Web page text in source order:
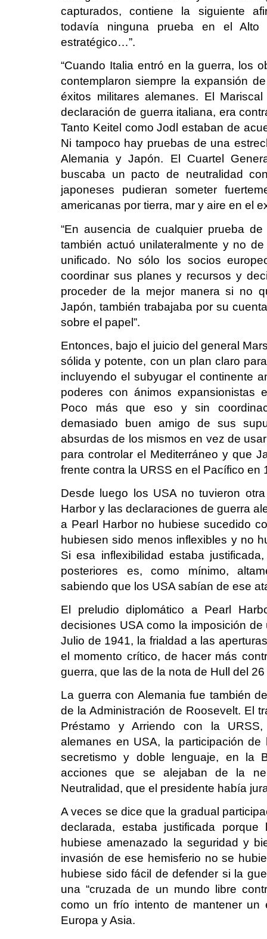
capturados, contiene la siguiente
todavía ninguna prueba en el
estratégico…”.
“Cuando Italia entró en la guerra, los
contemplaron siempre la expansión
éxitos militares alemanes. El
declaración de guerra italiana, era
Tanto Keitel como Jodl estaban de
Ni tampoco hay pruebas de una
Alemania y Japón. El Cuartel
buscaba un pacto de neutralidad
japoneses pudieran someter
americanas por tierra, mar y aire en el
“En ausencia de cualquier prueba
también actuó unilateralmente y no
unificado. No sólo los socios
coordinar sus planes y recursos y
proceder de la mejor manera si no
Japón, también trabajaba por su
sobre el papel”.
Entonces, bajo el juicio del general
sólida y potente, con un plan claro
incluyendo el subyugar el continente
poderes con ánimos expansionistas
Poco más que eso y sin
demasiado buen amigo de sus
absurdas de los mismos en vez de
para controlar el Mediterráneo y que
frente contra la URSS en el Pacífico en
Desde luego los USA no tuvieron
Harbor y las declaraciones de guerra
a Pearl Harbor no hubiese sucedido
hubiesen sido menos inflexibles y no
Si esa inflexibilidad estaba
posteriores es, como mínimo,
sabiendo que los USA sabían de ese
El preludio diplomático a Pearl
decisiones USA como la imposición
Julio de 1941, la frialdad a las
el momento crítico, de hacer más
guerra, que las de la nota de Hull del
La guerra con Alemania fue también
de la Administración de Roosevelt. El
Préstamo y Arriendo con la
alemanes en USA, la participación
secretismo y doble lenguaje, en la
acciones que se alejaban de la
Neutralidad, que el presidente había
A veces se dice que la gradual
declarada, estaba justificada
hubiese amenazado la seguridad y
invasión de ese hemisferio no se
hubiese sido fácil de defender si la
una “cruzada de un mundo libre
como un frío intento de mantener un
Europa y Asia.